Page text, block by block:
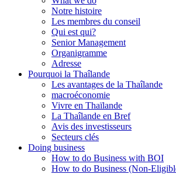
Notre histoire
Les membres du conseil
Qui est qui?
Senior Management
Organigramme
Adresse
Pourquoi la Thaîlande
Les avantages de la Thaîlande
macroéconomie
Vivre en Thaïlande
La Thaîlande en Bref
Avis des investisseurs
Secteurs clés
Doing business
How to do Business with BOI
How to do Business (Non-